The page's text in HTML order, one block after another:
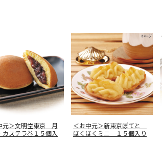
元＞文明堂東京 月
カステラ巻１５個入
＜お中元＞新東京ぽてと
ほくほくミニ １５個入り